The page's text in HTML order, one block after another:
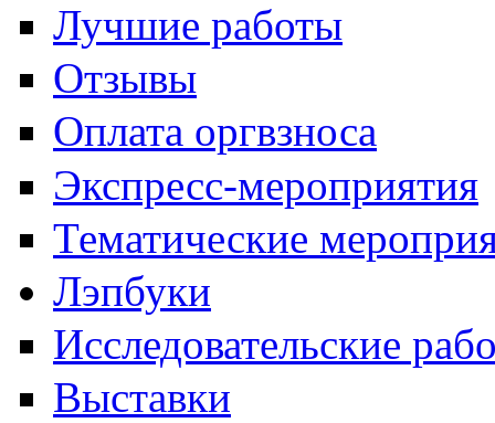
Лучшие работы
Отзывы
Оплата оргвзноса
Экспресс-мероприятия
Тематические
Лэпбуки
Исследовательские
Выставки